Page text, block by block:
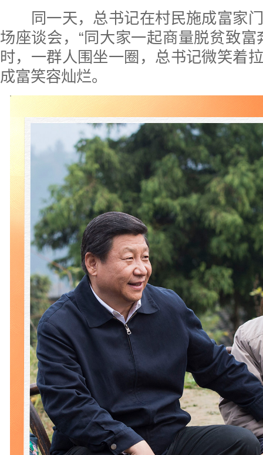
同一天，总书记在村民施成富家门
场座谈会，“同大家一起商量脱贫致富
时，一群人围坐一圈，总书记微笑着
成富笑容灿烂。